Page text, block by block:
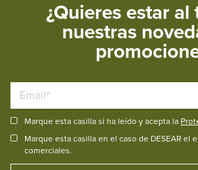
¿Quieres estar al
nuestras
Marque esta casilla si ha leído y acepta la
Marque esta casilla en el caso de DESEAR el
comerciales.